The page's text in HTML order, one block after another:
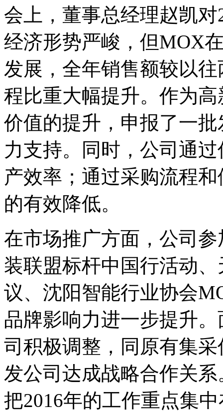
会上，董事总经理赵凯
经济形势严峻，但MOX
发展，全年销售额较以
程比重大幅提升。作为
价值的提升，申报了一
力支持。同时，公司通
产效率；通过采购流程
的有效降低。
在市场推广方面，公司
装联盟标杆中国行活动
议、沈阳智能行业协会
品牌影响力进一步提升
司积极调整，同原有集
发公司达成战略合作关
把2016年的工作重点集